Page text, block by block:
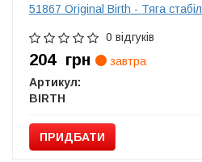
51867 Original Birth - Тяга
0 відгуків
204 грн
завтра
Артикул:
BIRTH
ПРИДБАТИ